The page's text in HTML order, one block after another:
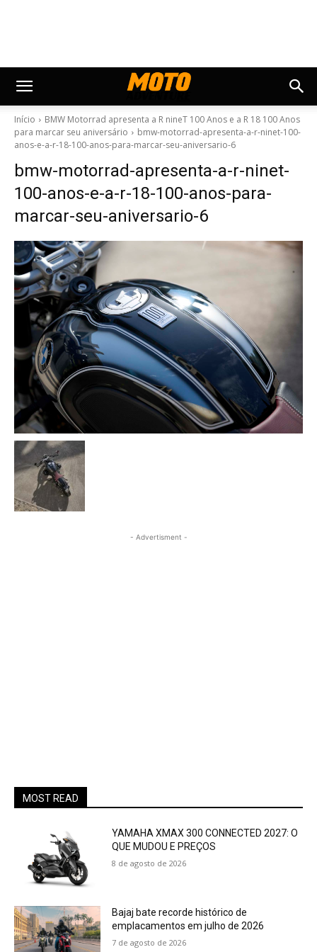
Início
BMW Motorrad apresenta a R nineT 100 Anos e a R 18 100 Anos
para marcar seu aniversário
bmw-motorrad-apresenta-a-r-ninet-100-
anos-e-a-r-18-100-anos-para-marcar-seu-aniversario-6
bmw-motorrad-apresenta-a-r-ninet-
100-anos-e-a-r-18-100-anos-para-
marcar-seu-aniversario-6
- Advertisment -
MOST READ
YAMAHA XMAX 300 CONNECTED 2027: O
QUE MUDOU E PREÇOS
8 de agosto de 2026
Bajaj bate recorde histórico de
emplacamentos em julho de 2026
7 de agosto de 2026